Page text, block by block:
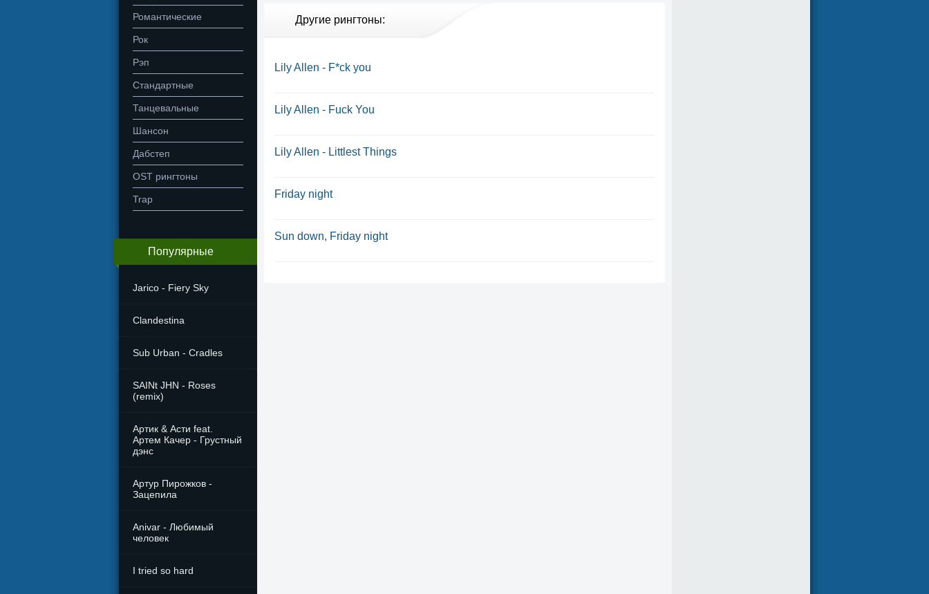
Романтические
Рок
Рэп
Стандартные
Танцевальные
Шансон
Дабстеп
OST рингтоны
Trap
Популярные
Jarico - Fiery Sky
Clandestina
Sub Urban - Cradles
SAINt JHN - Roses
(remix)
Артик & Асти feat.
Артем Качер - Грустный
дэнс
Артур Пирожков -
Зацепила
Anivar - Любимый
человек
I tried so hard
Другие рингтоны:
Lily Allen - F*ck you
Lily Allen - Fuck You
Lily Allen - Littlest Things
Friday night
Sun down, Friday night